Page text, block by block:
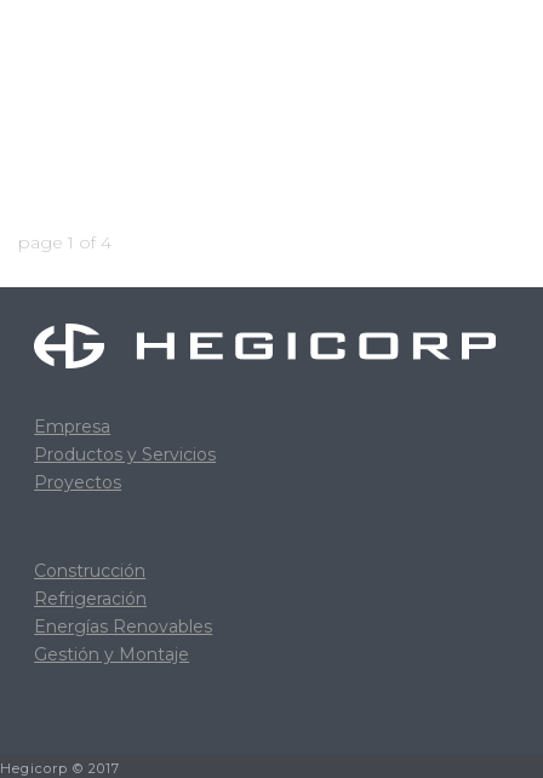
page 1 of 4
Empresa
Productos y Servicios
Proyectos
Construcción
Refrigeración
Energías Renovables
Gestión y Montaje
Hegicorp © 2017